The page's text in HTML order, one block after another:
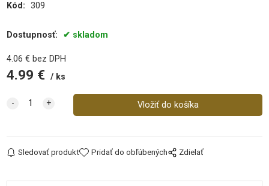
Kód: 309
Dostupnosť: skladom
4.06 € bez DPH
4.99 € ks
Sledovať produkt Pridať do obľúbených Zdielať